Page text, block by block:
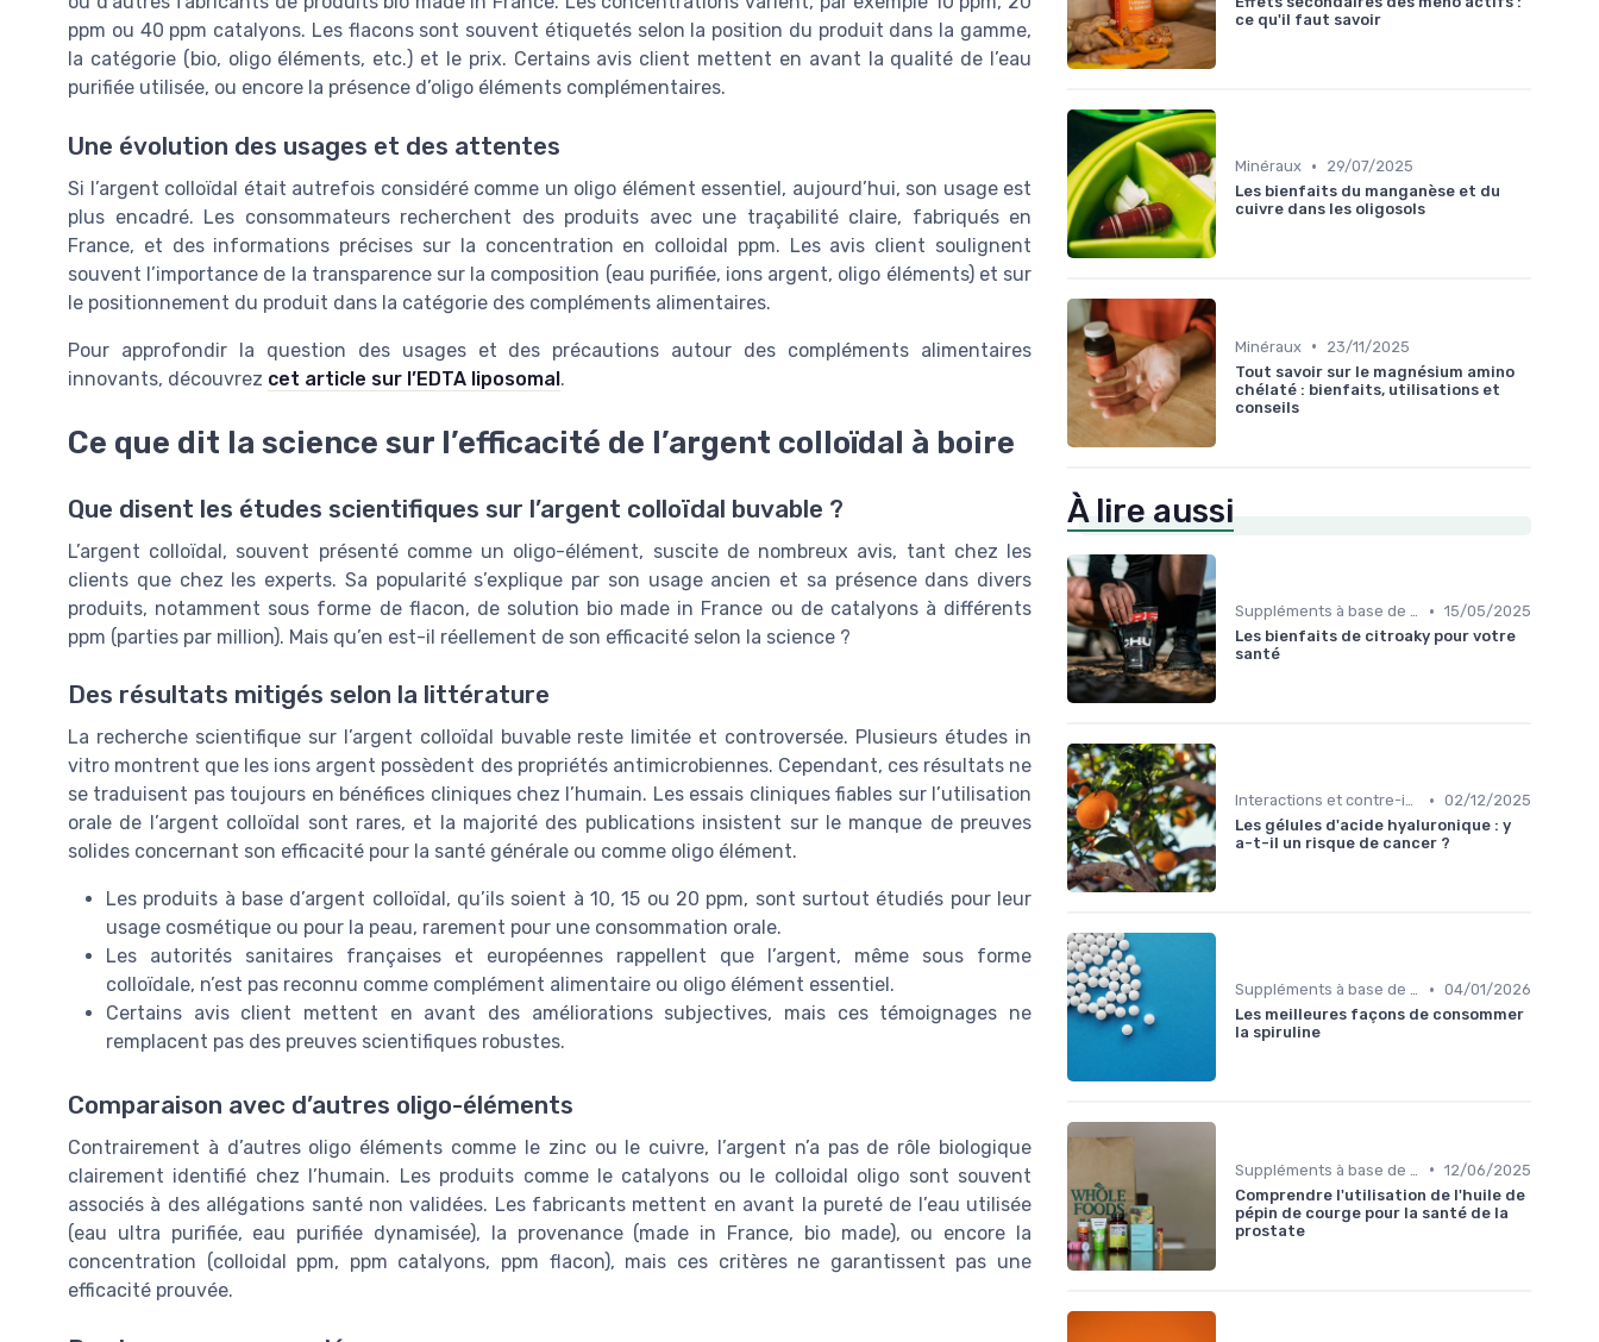
ppm ou 40 ppm catalyons. Les flacons sont souvent étiquetés selon la position du produit dans la gamme,
la catégorie (bio, oligo éléments, etc.) et le prix. Certains avis client mettent en avant la qualité de l’eau
purifiée utilisée, ou encore la présence d’oligo éléments complémentaires.
Une évolution des usages et des attentes
Si l’argent colloïdal était autrefois considéré comme un oligo élément essentiel, aujourd’hui, son usage est
plus encadré. Les consommateurs recherchent des produits avec une traçabilité claire, fabriqués en
France, et des informations précises sur la concentration en colloidal ppm. Les avis client soulignent
souvent l’importance de la transparence sur la composition (eau purifiée, ions argent, oligo éléments) et sur
le positionnement du produit dans la catégorie des compléments alimentaires.
Pour approfondir la question des usages et des précautions autour des compléments alimentaires
innovants, découvrez cet article sur l’EDTA liposomal.
Ce que dit la science sur l’efficacité de l’argent colloïdal à boire
Que disent les études scientifiques sur l’argent colloïdal buvable ?
L’argent colloïdal, souvent présenté comme un oligo-élément, suscite de nombreux avis, tant chez les
clients que chez les experts. Sa popularité s’explique par son usage ancien et sa présence dans divers
produits, notamment sous forme de flacon, de solution bio made in France ou de catalyons à différents
ppm (parties par million). Mais qu’en est-il réellement de son efficacité selon la science ?
Des résultats mitigés selon la littérature
La recherche scientifique sur l’argent colloïdal buvable reste limitée et controversée. Plusieurs études in
vitro montrent que les ions argent possèdent des propriétés antimicrobiennes. Cependant, ces résultats ne
se traduisent pas toujours en bénéfices cliniques chez l’humain. Les essais cliniques fiables sur l’utilisation
orale de l’argent colloïdal sont rares, et la majorité des publications insistent sur le manque de preuves
solides concernant son efficacité pour la santé générale ou comme oligo élément.
Les produits à base d’argent colloïdal, qu’ils soient à 10, 15 ou 20 ppm, sont surtout étudiés pour leur
usage cosmétique ou pour la peau, rarement pour une consommation orale.
Les autorités sanitaires françaises et européennes rappellent que l’argent, même sous forme
colloïdale, n’est pas reconnu comme complément alimentaire ou oligo élément essentiel.
Certains avis client mettent en avant des améliorations subjectives, mais ces témoignages ne
remplacent pas des preuves scientifiques robustes.
Comparaison avec d’autres oligo-éléments
Contrairement à d’autres oligo éléments comme le zinc ou le cuivre, l’argent n’a pas de rôle biologique
clairement identifié chez l’humain. Les produits comme le catalyons ou le colloidal oligo sont souvent
associés à des allégations santé non validées. Les fabricants mettent en avant la pureté de l’eau utilisée
(eau ultra purifiée, eau purifiée dynamisée), la provenance (made in France, bio made), ou encore la
concentration (colloidal ppm, ppm catalyons, ppm flacon), mais ces critères ne garantissent pas une
efficacité prouvée.
ce qu'il faut savoir
Minéraux •
29/07/2025
Les bienfaits du manganèse et du
cuivre dans les oligosols
Minéraux •
23/11/2025
Tout savoir sur le magnésium amino
chélaté : bienfaits, utilisations et
conseils
À lire aussi
Suppléments à base de plantes • 15/05/2025
Les bienfaits de citroaky pour votre
santé
Interactions et contre-indications • 02/12/2025
Les gélules d'acide hyaluronique : y
a-t-il un risque de cancer ?
Suppléments à base de plantes • 04/01/2026
Les meilleures façons de consommer
la spiruline
• 12/06/2025
Comprendre l'utilisation de l'huile de
pépin de courge pour la santé de la
prostate